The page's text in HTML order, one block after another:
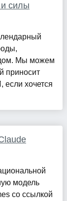
силы
Мы можем
приносит
если хочется
модель
со ссылкой